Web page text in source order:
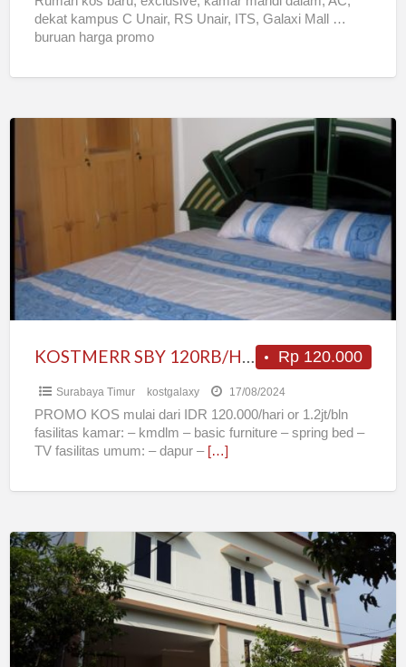
dekat kampus C Unair, RS Unair, ITS, Galaxi Mall …
buruan harga promo
Rp 120.000
KOSTMERR SBY 120RB/HARI
Surabaya Timur kostgalaxy 17/08/2024
PROMO KOS mulai dari IDR 120.000/hari or 1.2jt/bln
fasilitas kamar: – kmdlm – basic furniture – spring bed –
TV fasilitas umum: – dapur – […]
Kost
Putri
AC
Mulyosari
Utara